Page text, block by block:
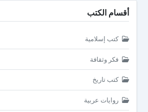
أقسام الكتب
كتب إسلامية
فكر وثقافة
كتب تاريخ
روايات عربية